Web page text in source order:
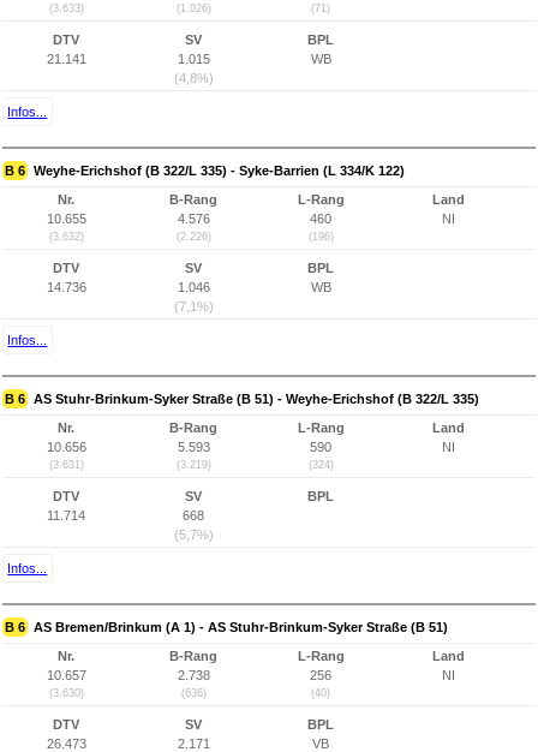
(3.633) (1.026) (71)
DTV
21.141
SV
1.015
(4,8%)
BPL
WB
Infos...
B 6 Weyhe-Erichshof (B 322/L 335) - Syke-Barrien (L 334/K 122)
Nr.
10.655
(3.632)
B-Rang
4.576
(2.226)
L-Rang
460
(196)
Land
NI
DTV
14.736
SV
1.046
(7,1%)
BPL
WB
Infos...
B 6 AS Stuhr-Brinkum-Syker Straße (B 51) - Weyhe-Erichshof (B 322/L 335)
Nr.
10.656
(3.631)
B-Rang
5.593
(3.219)
L-Rang
590
(324)
Land
NI
DTV
11.714
SV
668
(5,7%)
BPL
Infos...
B 6 AS Bremen/Brinkum (A 1) - AS Stuhr-Brinkum-Syker Straße (B 51)
Nr.
10.657
(3.630)
B-Rang
2.738
(636)
L-Rang
256
(40)
Land
NI
DTV
26.473
SV
2.171
BPL
VB